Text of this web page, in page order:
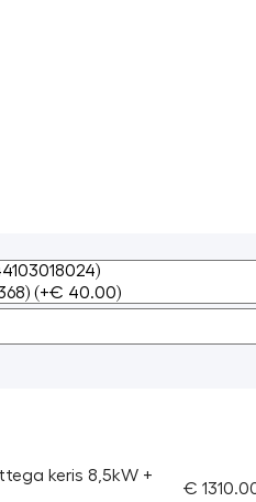
keris 8,5kW +
€